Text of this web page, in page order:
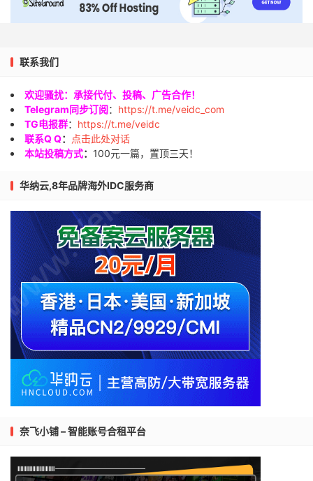
联系我们
欢迎骚扰：承接代付、投稿、广告合作！
Telegram同步订阅： https://t.me/veidc_com
TG电报群： https://t.me/veidc
联系Q Q：
点击此处对话
本站投稿方式： 100元一篇，置顶三天！
华纳云,8年品牌海外IDC服务商
奈飞小铺 – 智能账号合租平台